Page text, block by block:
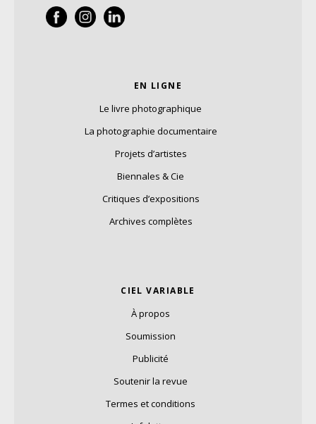
EN LIGNE
Le livre photographique
La photographie documentaire
Projets d’artistes
Biennales & Cie
Critiques d’expositions
Archives complètes
CIEL VARIABLE
À propos
Soumission
Publicité
Soutenir la revue
Termes et conditions